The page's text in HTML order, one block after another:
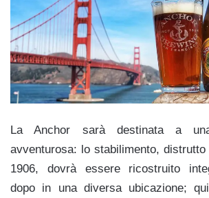
La Anchor sarà destinata a
avventurosa: lo stabilimento, distrutto
1906, dovrà essere ricostruito
dopo in una diversa ubicazione;